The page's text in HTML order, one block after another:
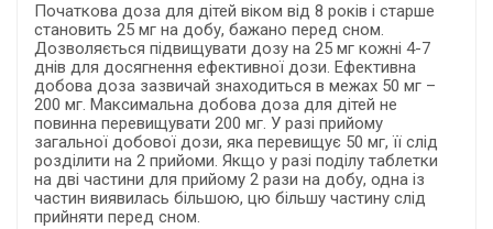
Початкова доза для дітей віком від 8 років і старше
становить 25 мг на добу, бажано перед сном.
Дозволяється підвищувати дозу на 25 мг кожні 4-7
днів для досягнення ефективної дози. Ефективна
добова доза зазвичай знаходиться в межах 50 мг –
200 мг. Максимальна добова доза для дітей не
повинна перевищувати 200 мг. У разі прийому
загальної добової дози, яка перевищує 50 мг, її слід
розділити на 2 прийоми. Якщо у разі поділу таблетки
на дві частини для прийому 2 рази на добу, одна із
частин виявилась більшою, цю більшу частину слід
прийняти перед сном.